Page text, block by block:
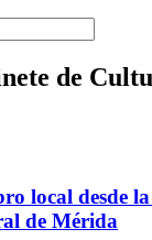
de
local desde
de Mérida